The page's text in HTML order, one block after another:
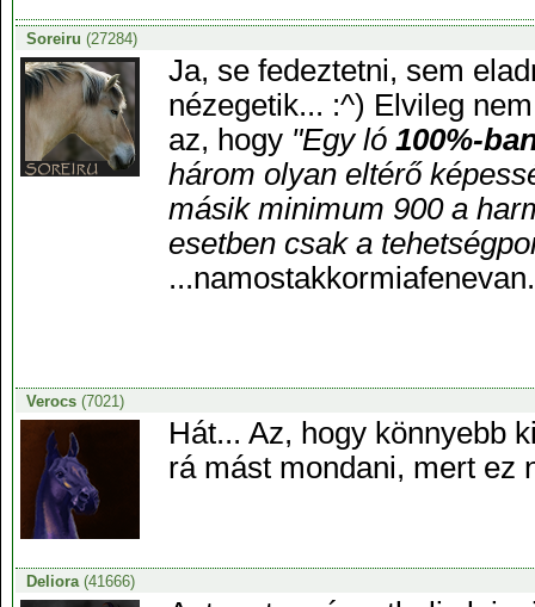
Soreiru (27284)
Ja, se fedeztetni, sem
nézegetik... :^) Elvileg
az, hogy "Egy ló 100%-
három olyan eltérő
másik minimum 900 a
esetben csak a
Verocs(7021)
Hát... Az, hogy könnyebb
rá mást mondani, mert ez
Deliora(41666)